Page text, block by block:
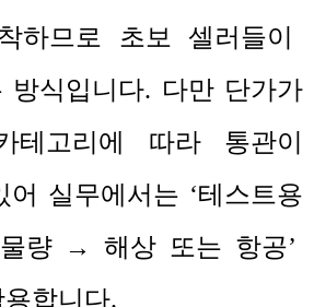
하므로 초보 셀러들이
방식입니다. 다만 단가가
테고리에 따라 통관이
어 실무에서는 ‘테스트용
량→해상 또는 항공’
합니다.